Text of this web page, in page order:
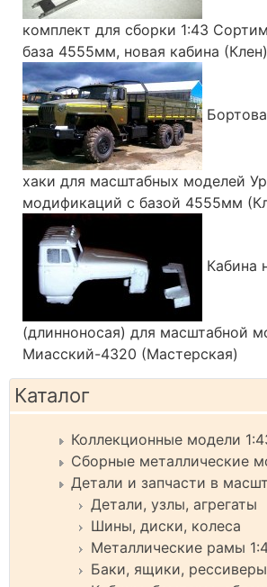
комплект для сборки 1:43
база 4555мм, новая кабина (Клен)
хаки для масштабных моделей
модификаций с базой 4555мм
Кабина
(длинноносая) для масштабной
Миасский-4320 (Мастерская)
Каталог
Коллекционные модели
Сборные металлические
Детали и запчасти в
Детали, узлы, агрегаты
Шины, диски, колеса
Металлические рамы
Баки, ящики, рессиверы